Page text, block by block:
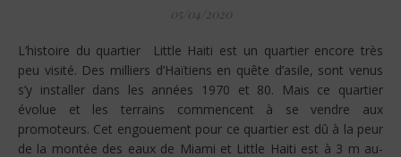
05/04/2020
L’histoire du quartier Little Haiti est un quartier encore très
peu visité. Des milliers d’Haïtiens en quête d’asile, sont venus
s’y installer dans les années 1970 et 80. Mais ce quartier
évolue et les terrains commencent à se vendre aux
promoteurs. Cet engouement pour ce quartier est dû à la peur
de la montée des eaux de Miami et Little Haiti est à 3 m au-